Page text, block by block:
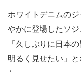
ホワイトデニムの
やかに登場したソ
「久しぶりに日本
明るく見せたい」